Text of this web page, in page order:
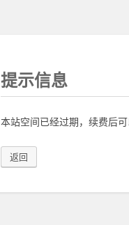
提示信息
本站空间已经过期，续费后
返回